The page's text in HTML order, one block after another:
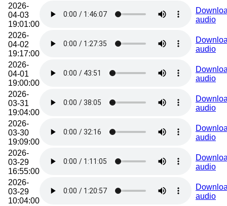
2026-
04-03
19:01:00
audio
2026-
04-02
19:17:00
audio
2026-
04-01
19:00:00
audio
2026-
03-31
19:04:00
audio
2026-
03-30
19:09:00
audio
2026-
03-29
16:55:00
audio
2026-
03-29
10:04:00
audio